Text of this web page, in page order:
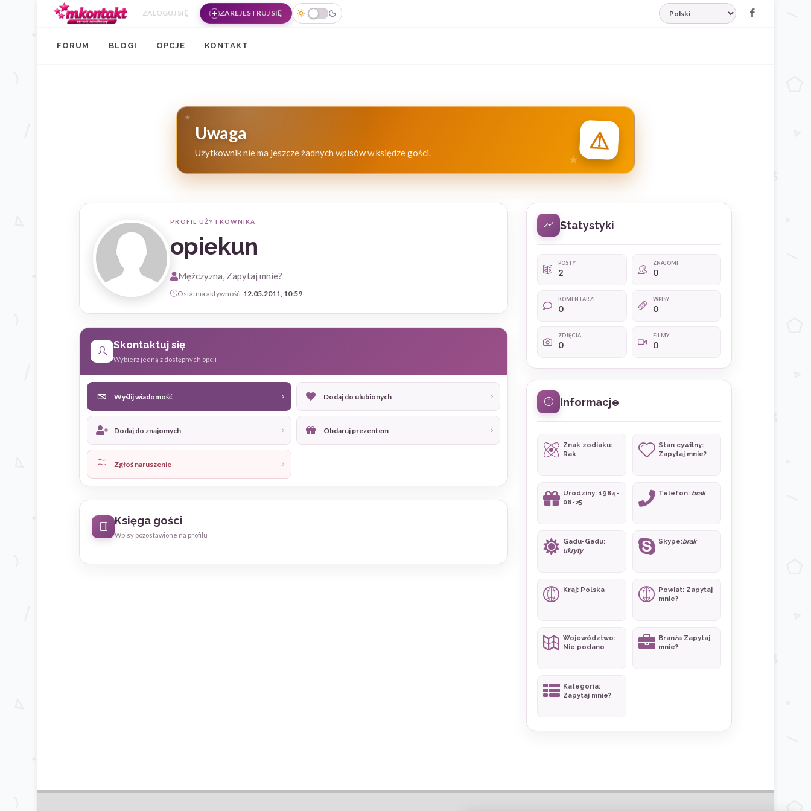
Przejdź do treści
ZALOGUJ SIĘ
ZAREJESTRUJ SIĘ
JĘZYK
FORUM BLOGI OPCJE KONTAKT
Uwaga
Użytkownik nie ma jeszcze żadnych wpisów w księdze gości. ⚠
PROFIL UŻYTKOWNIKA
opiekun
Mężczyzna, Zapytaj mnie?
Ostatnia aktywność: 12.05.2011, 10:59
Skontaktuj się
Wybierz jedną z dostępnych opcji
Wyślij wiadomość Dodaj do ulubionych
Dodaj do znajomych Obdaruj prezentem
Zgłoś naruszenie
Księga gości
Wpisy pozostawione na profilu
Statystyki
POSTY
2
ZNAJOMI
0
KOMENTARZE
0
WPISY
0
ZDJĘCIA
0
FILMY
0
Informacje
Znak zodiaku:
Rak
Stan cywilny:
Zapytaj mnie?
Urodziny: 1984-
06-25
Telefon: brak
Gadu-Gadu:
ukryty
Skype:brak
Kraj: Polska
Powiat: Zapytaj
mnie?
Województwo:
Nie podano
Branża Zapytaj
mnie?
Kategoria:
Zapytaj mnie?